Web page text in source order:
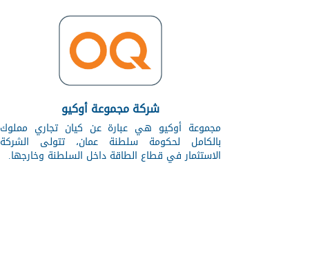
شركة مجموعة أوكيو
مجموعة أوكيو هي عبارة عن كيان تجاري مملوك
بالكامل لحكومة سلطنة عمان، تتولى الشركة
الاستثمار في قطاع الطاقة داخل السلطنة وخارجها.